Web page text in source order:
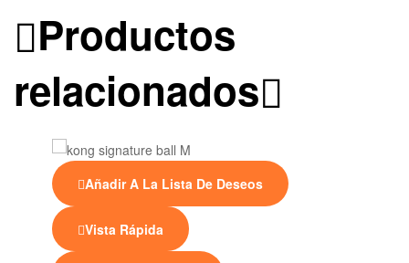
Productos
relacionados
Añadir A La Lista De Deseos
Vista Rápida